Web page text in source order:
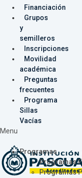
Financiación
Grupos
y
semilleros
Inscripciones
Movilidad
académica
Preguntas
frecuentes
Programa
Sillas
Vacías
Menu
Programas
Programas
Programas